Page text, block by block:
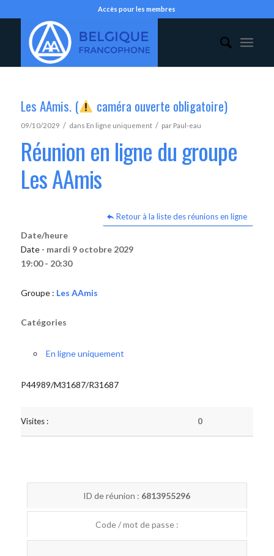
Accès pour les membres
Les AAmis. ( caméra ouverte obligatoire)
09/10/2029 / dans En ligne uniquement / par Paul-eau
Réunion en ligne du groupe
Les AAmis
Retour à la liste des réunions en ligne
Date/heure
Date - mardi 9 octobre 2029
19:00 - 20:30
Groupe : Les AAmis
Catégories
En ligne uniquement
P44989/M31687/R31687
Visites : 0
ID de réunion : 6813955296
Code / mot de passe :